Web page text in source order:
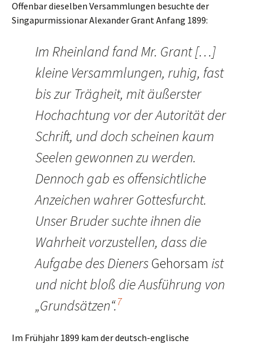
Offenbar dieselben Versammlungen besuchte der
Singapurmissionar Alexander Grant Anfang 1899:
Im Rheinland fand Mr. Grant […]
kleine Versammlungen, ruhig, fast
bis zur Trägheit, mit äußerster
Hochachtung vor der Autorität der
Schrift, und doch scheinen kaum
Seelen gewonnen zu werden.
Dennoch gab es offensichtliche
Anzeichen wahrer Gottesfurcht.
Unser Bruder suchte ihnen die
Wahrheit vorzustellen, dass die
Aufgabe des DienersGehorsam ist
und nicht bloß die Ausführung von
„Grundsätzen“.7
Im Frühjahr 1899 kam der deutsch-englische